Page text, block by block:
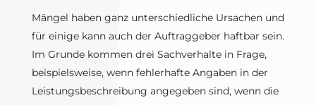
Mängel haben ganz unterschiedliche Ursachen und
für einige kann auch der Auftraggeber haftbar sein.
Im Grunde kommen drei Sachverhalte in Frage,
beispielsweise, wenn fehlerhafte Angaben in der
Leistungsbeschreibung angegeben sind, wenn die